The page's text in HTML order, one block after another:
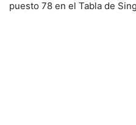
puesto 78 en el Tabla de